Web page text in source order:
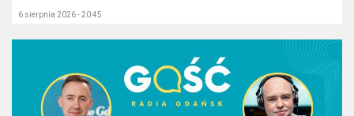
6 sierpnia 2026 - 20:45